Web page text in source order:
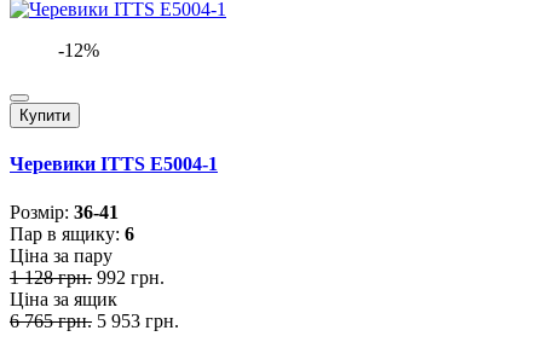
-12%
Купити
Черевики ITTS E5004-1
Розмiр: 36-41
Пар в ящику: 6
Ціна за пару
1 128 грн. 992 грн.
Ціна за ящик
6 765 грн. 5 953 грн.